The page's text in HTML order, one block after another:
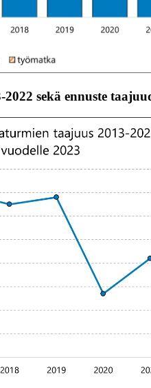
sekä ennuste